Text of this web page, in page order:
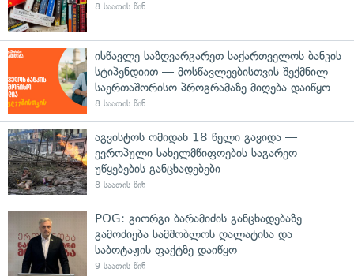
8 საათის წინ
ისწავლე საზღვარგარეთ საქართველოს ბანკის
სტიპენდიით — მოსწავლეებისთვის შექმნილ
საერთაშორისო პროგრამაზე მიღება დაიწყო
8 საათის წინ
აგვისტოს ომიდან 18 წელი გავიდა —
ევროპული სახელმწიფოების საგარეო
უწყებების განცხადებები
8 საათის წინ
POG: გიორგი ბარამიძის განცხადებაზე
გამოძიება სამშობლოს ღალატისა და
საბოტაჟის ფაქტზე დაიწყო
9 საათის წინ